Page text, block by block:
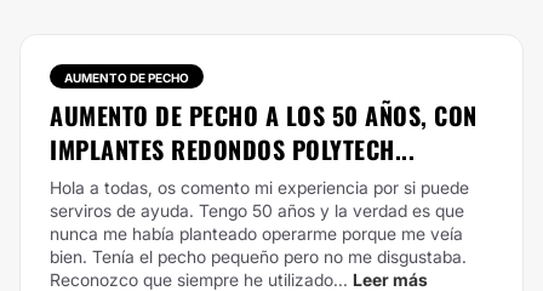
AUMENTO DE PECHO
AUMENTO DE PECHO A LOS 50 AÑOS, CON
IMPLANTES REDONDOS POLYTECH...
Hola a todas, os comento mi experiencia por si puede
serviros de ayuda. Tengo 50 años y la verdad es que
nunca me había planteado operarme porque me veía
bien. Tenía el pecho pequeño pero no me disgustaba.
Reconozco que siempre he utilizado... Leer más